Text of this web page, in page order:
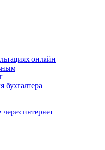
онлайн
бухгалтера
интернет